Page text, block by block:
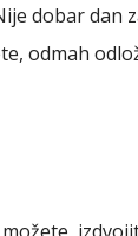
dobar dan
odmah